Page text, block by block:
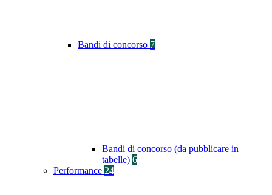
Bandi di concorso 7
Bandi di concorso (da pubblicare in
tabelle) 6
Performance 24